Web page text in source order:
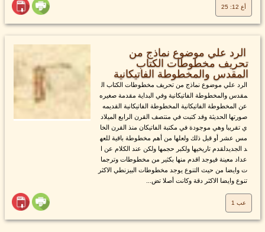
أع 12: 25
الرد علي موضوع نماذج من
تحريف مخطوطات الكتاب
المقدس والمخطوطة الفاتيكانية
الرد علي موضوع نماذج من تحريف مخطوطات الكتاب ال
مقدس والمخطوطة الفاتيكانية وفي البداية مقدمة صغيره
عن المخطوطة الفاتيكانية المخطوطة الفاتيكانية القديمه
صورتها الحديثة وقد كتبت في منتصف القرن الرابع الميلاد
ي تقريبا وهي موجودة في مكتبة الفاتيكان منذ القرن الخا
مس عشر أو قبل ذلك ولعلها من أهم مخطوطة باقية للعه
د الجديدلقدم تاريخيها ولكبر حجمها ولكن عند الكلام عن ا
عداد معينة فيوجد اقدم منها بكثير من مخطوطات وترجما
ت وايضا من حيث التنوع يوجد مخطوطات البيزنطي الاكثر
تنوع وايضا الاكثر دقة وكانت أصلا تض...
عب 1